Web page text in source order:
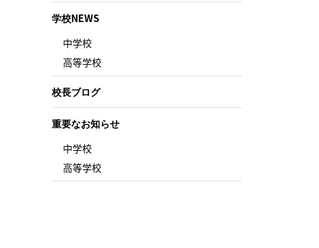
学校NEWS
中学校
高等学校
校長ブログ
重要なお知らせ
中学校
高等学校